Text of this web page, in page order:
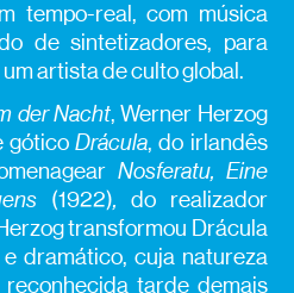
tempo-real, com música
de sintetizadores, para
artista de culto global.
der Nacht, Werner Herzog
góticoDrácula, do irlandês
Nosferatu, Eine
(1922), do realizador
transformou Drácula
dramático, cuja natureza
tarde demais